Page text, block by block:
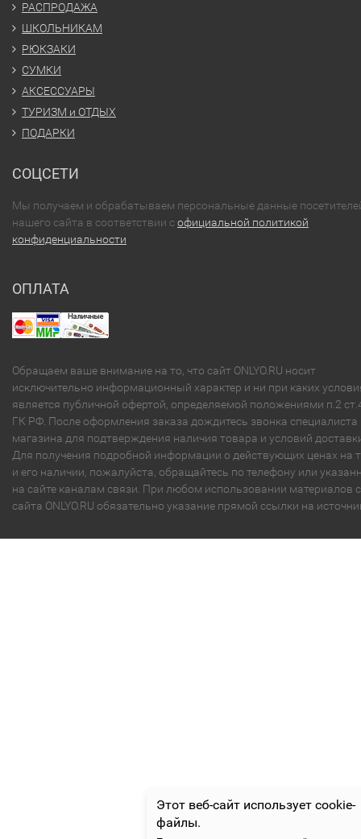
Этот веб-сайт использует cookie-
файлы.
РАСПРОДАЖА
ШКОЛЬНИКАМ
РЮКЗАКИ
СУМКИ
АКСЕССУАРЫ
ТУРИЗМ и ОТДЫХ
ПОДАРКИ
СОЦСЕТИ
Мы получаем и обрабатываем персональные данные
нашего сайта в соответствии софициальной политикой
конфиденциальности
ОПЛАТА
Обращаем ваше внимание на то, что сайт ONLYO.RU носит
исключительно информационный характер и ни при каких
является публичной офертой, определяемой положениями п.2
ГК РФ. После оформления заказа дождитесь звонка специалиста
магазина для подтверждения наличия товара и условий
Для получения подробной информации о действующих ценах на
и его наличии, пожалуйста, обращайтесь по телефону или
на сайте каналам связи. При любом использовании материалов с
сайта ONLYO.RU обязательно указание прямой ссылки на